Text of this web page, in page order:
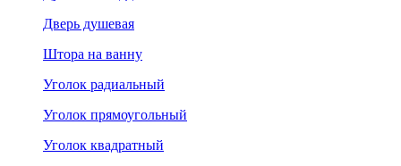
Дверь душевая
Штора на ванну
Уголок радиальный
Уголок прямоугольный
Уголок квадратный